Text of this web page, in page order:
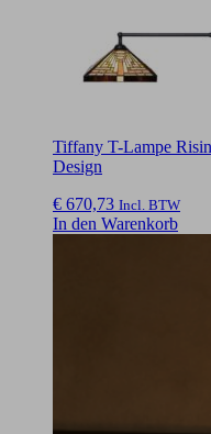
Tiffany T-Lampe
Design
€ 670,73 Incl. BTW
In den Warenkorb